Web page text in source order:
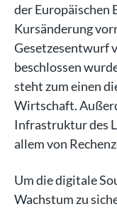
der Europäischen
Kursänderung
Gesetzesentwurf
beschlossen
steht zum einen
Wirtschaft.
Infrastruktur des
allem von
Um die digitale
Wachstum zu